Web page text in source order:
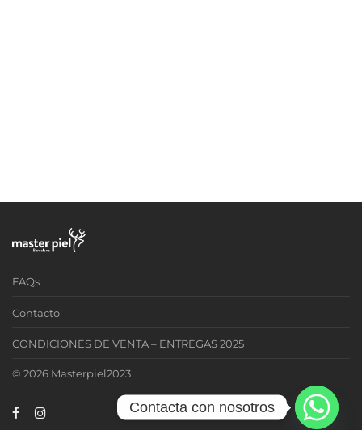
FAQs
Contacto
CONDICIONES DE VENTA – ENTREGAS 2025
© 2026 Masterpiel2023
Contacta con nosotros